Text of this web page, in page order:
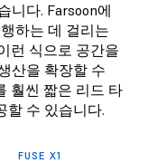
니다. Farsoon에
하는 데 걸리는
런 식으로 공간을
산을 확장할 수
훨씬 짧은 리드 타
할 수 있습니다.
FUSE X1